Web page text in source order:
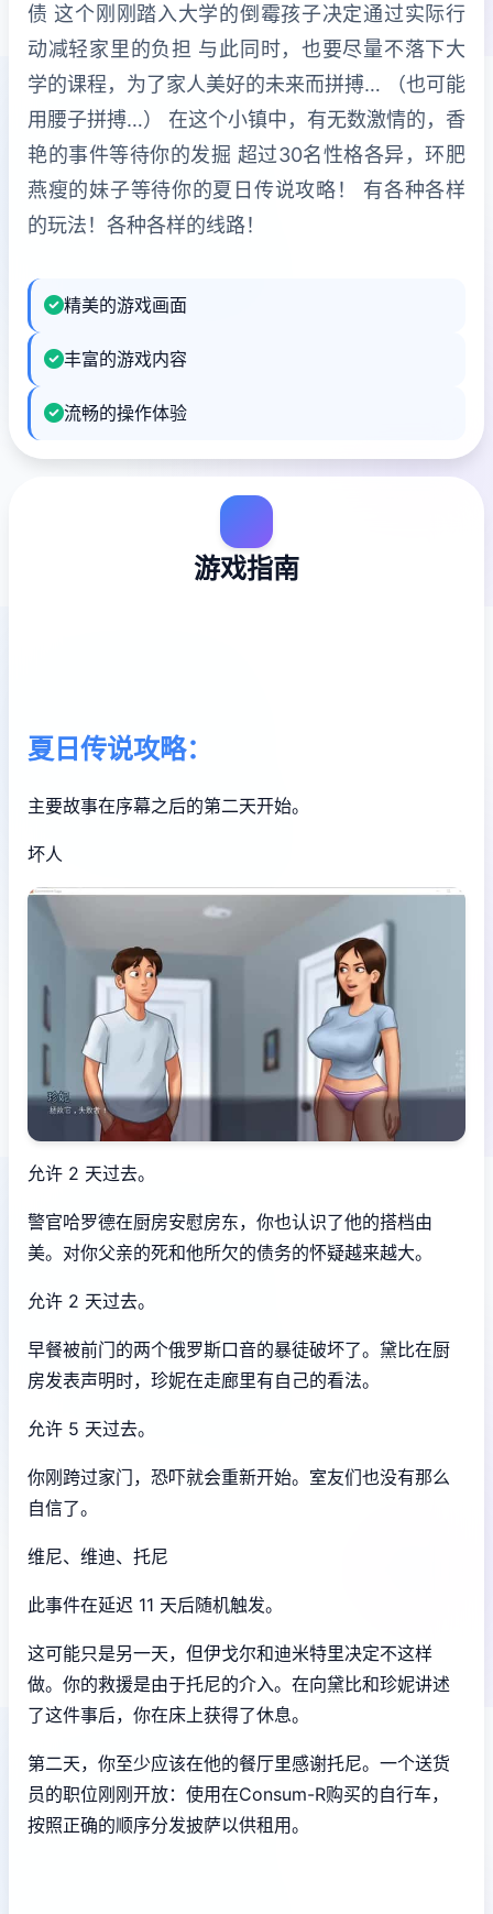
债 这个刚刚踏入大学的倒霉孩子决定通过实际行
动减轻家里的负担 与此同时，也要尽量不落下大
学的课程，为了家人美好的未来而拼搏… （也可能
用腰子拼搏…） 在这个小镇中，有无数激情的，香
艳的事件等待你的发掘 超过30名性格各异，环肥
燕瘦的妹子等待你的夏日传说攻略！ 有各种各样
的玩法！各种各样的线路！
精美的游戏画面
丰富的游戏内容
流畅的操作体验
游戏指南
夏日传说攻略：
主要故事在序幕之后的第二天开始。
坏人
允许 2 天过去。
警官哈罗德在厨房安慰房东，你也认识了他的搭档由
美。对你父亲的死和他所欠的债务的怀疑越来越大。
允许 2 天过去。
早餐被前门的两个俄罗斯口音的暴徒破坏了。黛比在厨
房发表声明时，珍妮在走廊里有自己的看法。
允许 5 天过去。
你刚跨过家门，恐吓就会重新开始。室友们也没有那么
自信了。
维尼、维迪、托尼
此事件在延迟 11 天后随机触发。
这可能只是另一天，但伊戈尔和迪米特里决定不这样
做。你的救援是由于托尼的介入。在向黛比和珍妮讲述
了这件事后，你在床上获得了休息。
第二天，你至少应该在他的餐厅里感谢托尼。一个送货
员的职位刚刚开放：使用在Consum-R购买的自行车，
按照正确的顺序分发披萨以供租用。